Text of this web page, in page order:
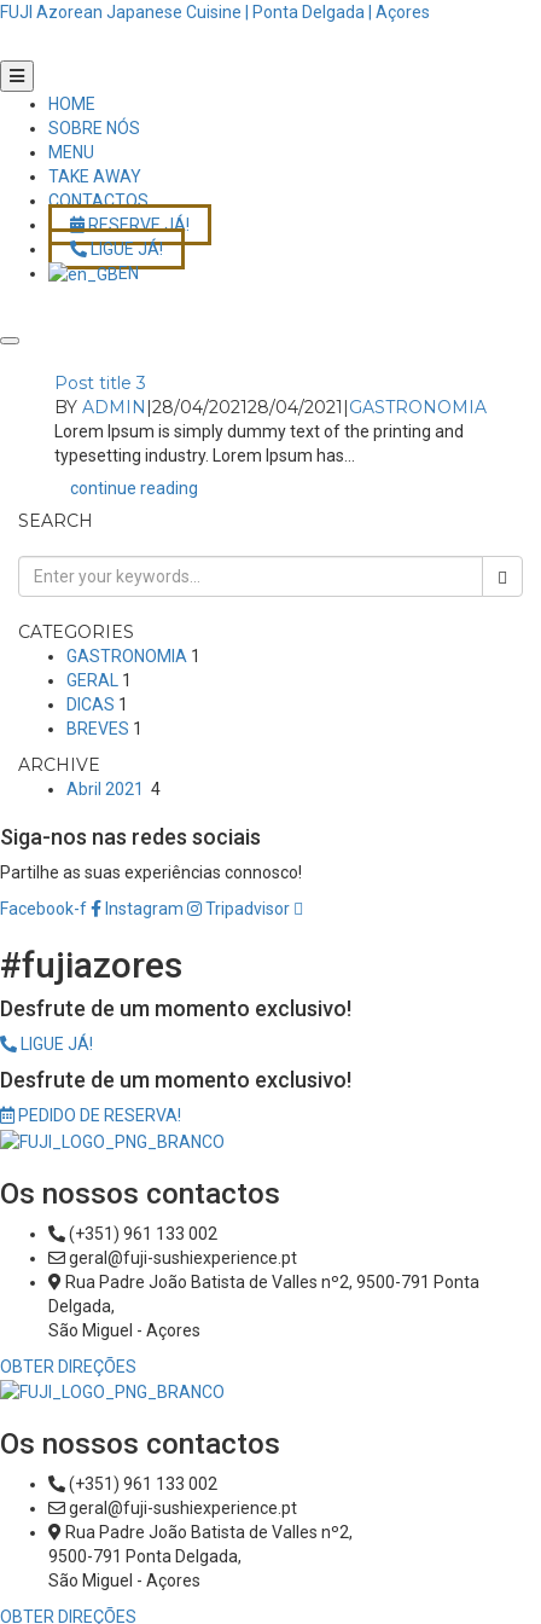
FUJI Azorean Japanese Cuisine | Ponta Delgada | Açores
HOME
SOBRE NÓS
MENU
TAKE AWAY
CONTACTOS
RESERVE JÁ!
LIGUE JÁ!
EN
Post title 3
BY ADMIN |28/04/202128/04/2021 |GASTRONOMIA
Lorem Ipsum is simply dummy text of the printing and
typesetting industry. Lorem Ipsum has...
continue reading
SEARCH
CATEGORIES
GASTRONOMIA 1
GERAL 1
DICAS 1
BREVES 1
ARCHIVE
Abril 2021 4
Siga-nos nas redes sociais
Partilhe as suas experiências connosco!
Facebook-f
Instagram Tripadvisor
#fujiazores
Desfrute de um momento exclusivo!
LIGUE JÁ!
Desfrute de um momento exclusivo!
PEDIDO DE RESERVA!
Os nossos contactos
(+351) 961 133 002
geral@fuji-sushiexperience.pt
Rua Padre João Batista de Valles nº2, 9500-791 Ponta
Delgada,
São Miguel - Açores
OBTER DIREÇÕES
Os nossos contactos
(+351) 961 133 002
geral@fuji-sushiexperience.pt
Rua Padre João Batista de Valles nº2,
9500-791 Ponta Delgada,
São Miguel - Açores
OBTER DIREÇÕES